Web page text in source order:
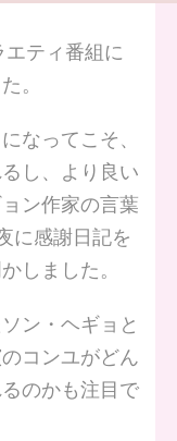
ティ番組に
。
なってこそ、
し、より良い
ン作家の言葉
に感謝日記を
しました。
ン・ヘギョと
コンユがどん
のかも注目で